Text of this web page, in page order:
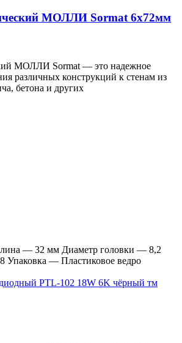
МОЛЛИ Sormat 6х72мм
МОЛЛИ Sormat — это надежное
различных конструкций к стенам из
бетона и других
— 32 мм Диаметр головки — 8,2
Упаковка — Пластиковое ведро